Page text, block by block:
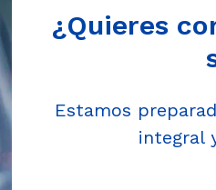
¿Quieres
Estamos
integral